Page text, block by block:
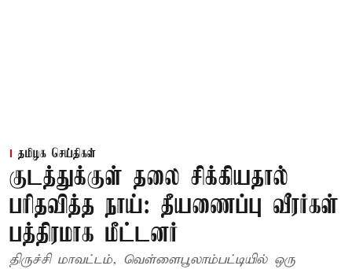
தமிழக செய்திகள்
குடத்துக்குள் தலை சிக்கியதால்
பரிதவித்த நாய்: தீயணைப்பு வீரர்கள்
பத்திரமாக மீட்டனர்
திருச்சி மாவட்டம், வெள்ளைபூலாம்பட்டியில் ஒரு